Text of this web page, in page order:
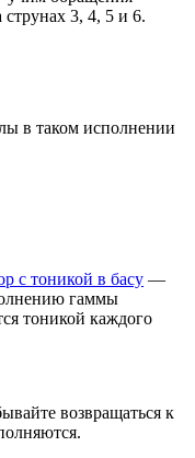
3, 4, 5 и 6.
в таком исполнении
с тоникой в басу —
гаммы
тоникой каждого
возвращаться к